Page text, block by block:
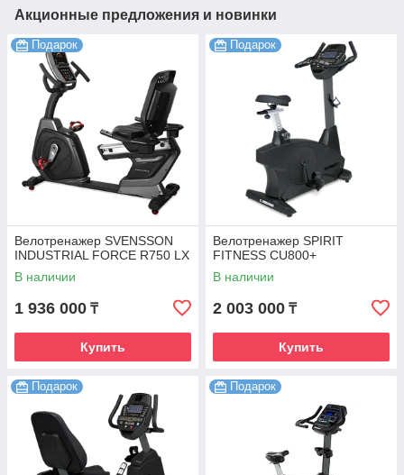
Акционные предложения и новинки
Подарок
Велотренажер SVENSSON
INDUSTRIAL FORCE R750 LX
В наличии
1 936 000 ₸
Купить
Подарок
Велотренажер SPIRIT
FITNESS CU800+
В наличии
2 003 000 ₸
Купить
Подарок Подарок